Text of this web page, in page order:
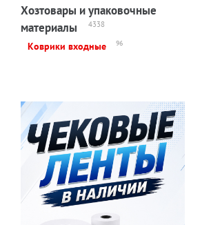
Хозтовары и упаковочные
материалы
4338
Коврики входные 96